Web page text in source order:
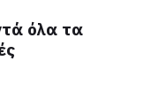
όλα τα